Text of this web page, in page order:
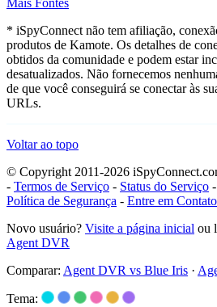
Mais Fontes
* iSpyConnect não tem afiliação,
produtos de Kamote. Os detalhes de
obtidos da comunidade e podem estar
desatualizados. Não fornecemos
de que você conseguirá se conectar às
URLs.
Voltar ao topo
© Copyright 2011-2026
- Termos de Serviço - Status do Serviço -
Política de Segurança - Entre em Contato
Novo usuário? Visite a página inicial ou
Agent DVR
Comparar: Agent DVR vs Blue Iris ·
Tema: